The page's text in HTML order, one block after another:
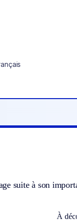
suite à son
À